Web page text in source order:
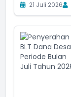
21 Juli 2026